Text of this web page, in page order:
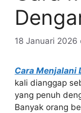
18 Januari 2026
Cara Menjalani
kali dianggap
yang penuh
Banyak orang